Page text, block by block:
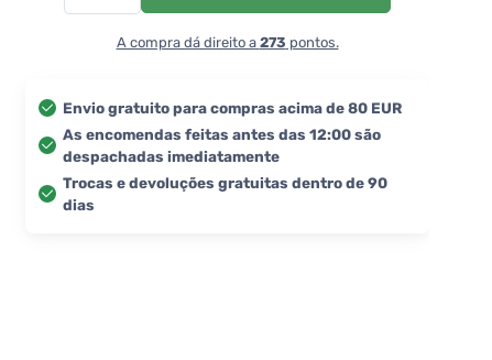
A compra dá direito a 273 pontos.
Envio gratuito para compras acima de 80 EUR
As encomendas feitas antes das 12:00 são
despachadas imediatamente
Trocas e devoluções gratuitas dentro de 90
dias